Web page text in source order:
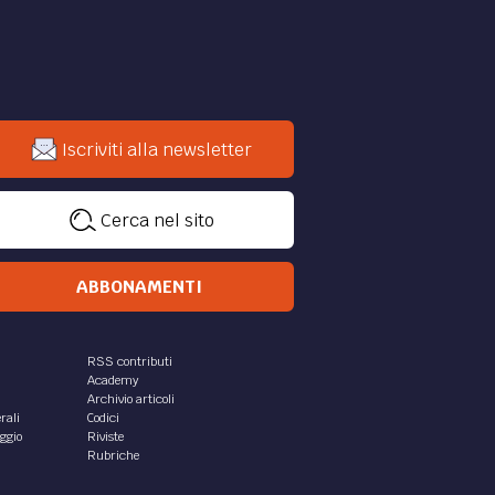
Iscriviti alla newsletter
Cerca nel sito
ABBONAMENTI
RSS contributi
Academy
Archivio articoli
Codici
Riviste
Rubriche